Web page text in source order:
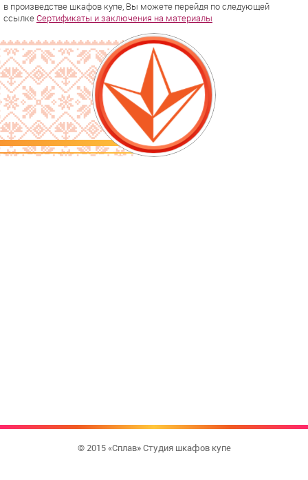
в произведстве шкафов купе, Вы можете перейдя по следующей
ссылкеСертификаты и заключения на материалы
© 2015 «Сплав» Студия шкафов купе